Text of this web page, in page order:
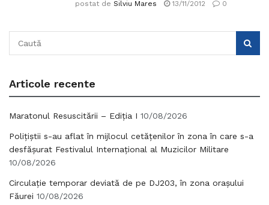
postat de Silviu Mares 13/11/2012 0
Articole recente
Maratonul Resuscitării – Ediția I 10/08/2026
Polițiștii s-au aflat în mijlocul cetățenilor în zona în care s-a
desfășurat Festivalul Internațional al Muzicilor Militare
10/08/2026
Circulație temporar deviată de pe DJ203, în zona orașului
Făurei 10/08/2026